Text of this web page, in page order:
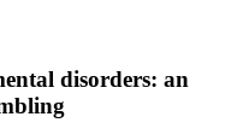
disorders: an